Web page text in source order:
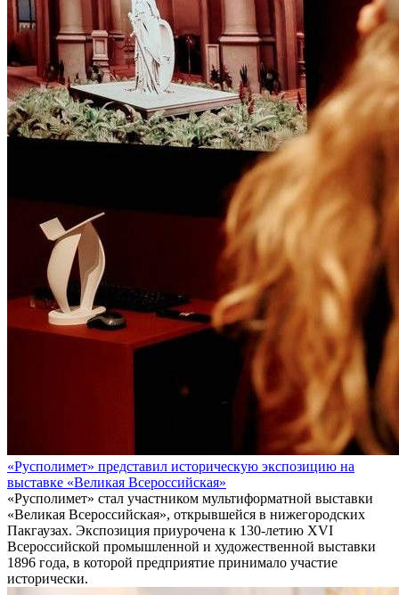
«Русполимет» представил историческую экспозицию на
выставке «Великая Всероссийская»
«Русполимет» стал участником мультиформатной выставки
«Великая Всероссийская», открывшейся в нижегородских
Пакгаузах. Экспозиция приурочена к 130-летию XVI
Всероссийской промышленной и художественной выставки
1896 года, в которой предприятие принимало участие
исторически.